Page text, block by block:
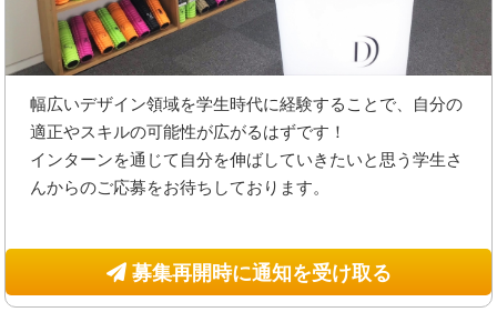
幅広いデザイン領域を学生時代に経験することで、自分の
適正やスキルの可能性が広がるはずです！
インターンを通じて自分を伸ばしていきたいと思う学生さ
んからのご応募をお待ちしております。
募集再開時に通知を受け取る